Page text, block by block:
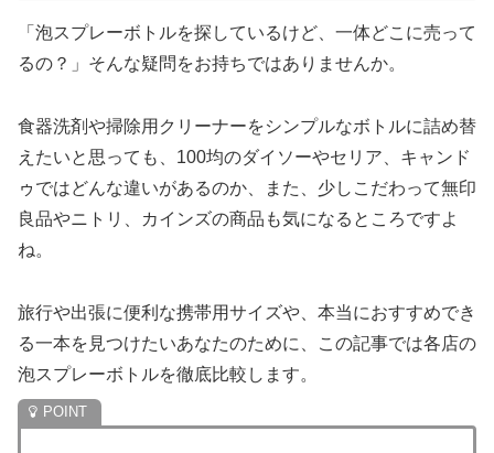
「泡スプレーボトルを探しているけど、一体どこに売って
るの？」そんな疑問をお持ちではありませんか。
食器洗剤や掃除用クリーナーをシンプルなボトルに詰め替
えたいと思っても、100均のダイソーやセリア、キャンド
ゥではどんな違いがあるのか、また、少しこだわって無印
良品やニトリ、カインズの商品も気になるところですよ
ね。
旅行や出張に便利な携帯用サイズや、本当におすすめでき
る一本を見つけたいあなたのために、この記事では各店の
泡スプレーボトルを徹底比較します。